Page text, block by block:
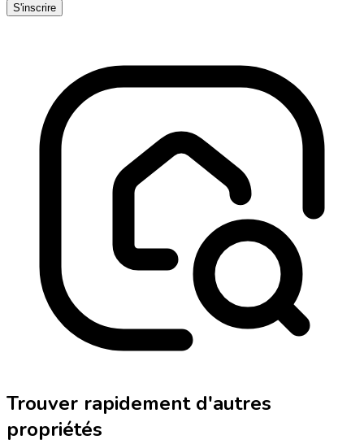
S'inscrire
Trouver rapidement d'autres
propriétés